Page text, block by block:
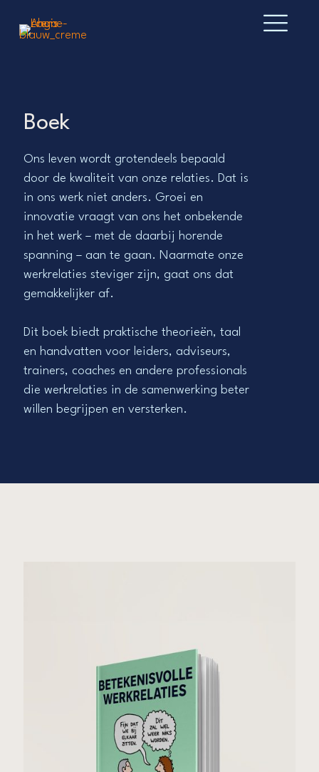
Boek
Ons leven wordt grotendeels bepaald
door de kwaliteit van onze relaties. Dat is
in ons werk niet anders. Groei en
innovatie vraagt van ons het onbekende
in het werk – met de daarbij horende
spanning – aan te gaan. Naarmate onze
werkrelaties steviger zijn, gaat ons dat
gemakkelijker af.
Dit boek biedt praktische theorieën, taal
en handvatten voor leiders, adviseurs,
trainers, coaches en andere professionals
die werkrelaties in de samenwerking beter
willen begrijpen en versterken.